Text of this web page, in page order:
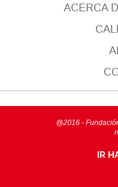
ACERCA
@2016 -
IR